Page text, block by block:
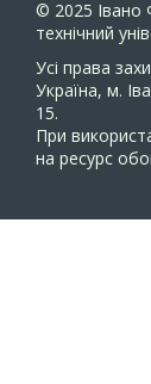
© 2025 Івано
технічний
Усi права
Україна, м.
15.
При
на ресурс